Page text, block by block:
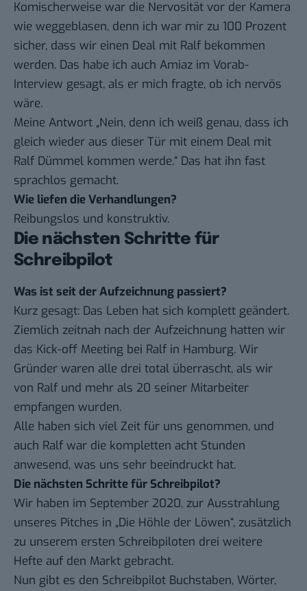
Komischerweise war die Nervosität vor der Kamera
wie weggeblasen, denn ich war mir zu 100 Prozent
sicher, dass wir einen Deal mit Ralf bekommen
werden. Das habe ich auch Amiaz im Vorab-
Interview gesagt, als er mich fragte, ob ich nervös
wäre.
Meine Antwort „Nein, denn ich weiß genau, dass ich
gleich wieder aus dieser Tür mit einem Deal mit
Ralf Dümmel kommen werde.“ Das hat ihn fast
sprachlos gemacht.
Wie liefen die Verhandlungen?
Reibungslos und konstruktiv.
Die nächsten Schritte für
Schreibpilot
Was ist seit der Aufzeichnung passiert?
Kurz gesagt: Das Leben hat sich komplett geändert.
Ziemlich zeitnah nach der Aufzeichnung hatten wir
das Kick-off Meeting bei Ralf in Hamburg. Wir
Gründer waren alle drei total überrascht, als wir
von Ralf und mehr als 20 seiner Mitarbeiter
empfangen wurden.
Alle haben sich viel Zeit für uns genommen, und
auch Ralf war die kompletten acht Stunden
anwesend, was uns sehr beeindruckt hat.
Die nächsten Schritte für Schreibpilot?
Wir haben im September 2020, zur Ausstrahlung
unseres Pitches in „Die Höhle der Löwen“, zusätzlich
zu unserem ersten Schreibpiloten drei weitere
Hefte auf den Markt gebracht.
Nun gibt es den Schreibpilot Buchstaben, Wörter,